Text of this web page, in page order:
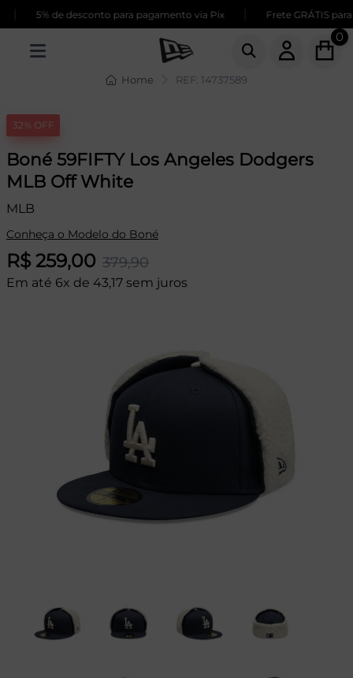
5% de desconto para pagamento via Pix Frete GRÁTIS para
0
Home REF: 14737589
32% OFF
Boné 59FIFTY Los Angeles Dodgers
MLB Off White
MLB
Conheça o Modelo do Boné
R$ 259,00 379,90
Em até 6x de 43,17 sem juros